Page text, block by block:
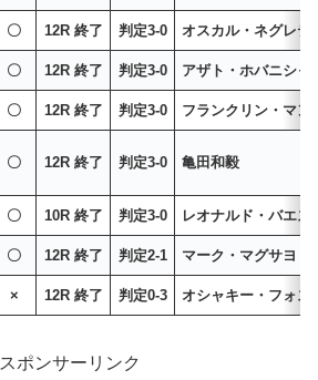
〇 12R 終了 判定3-0 オスカル・ネグレテ
〇 12R 終了 判定3-0 アザト・ホバニシャ
〇 12R 終了 判定3-0 フランクリン・マン
〇 12R 終了 判定3-0 亀田和毅
〇 10R 終了 判定3-0 レオナルド・バエス
〇 12R 終了 判定2-1 マーク・マグサヨ
× 12R 終了 判定0-3 オシャキー・フォス
スポンサーリンク